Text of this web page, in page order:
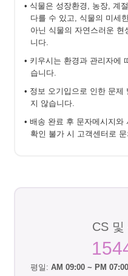
• 식물은 성장환경, 농장, 계
다를 수 있고, 식물의 미세
아닌 식물의 자연스러운 현
니다.
• 키우시는 환경과 관리자에
습니다.
• 정보 오기입으로 인한 문제
지 않습니다.
• 배송 완료 후 문자메시지와
확인 불가 시 고객센터로 문
CS 및
평일: AM 09:00 ~ PM 07:00